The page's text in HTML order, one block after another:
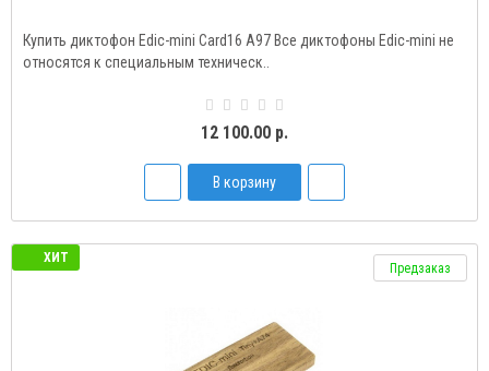
Купить диктофон Edic-mini Card16 A97 Все диктофоны Edic-mini не
относятся к специальным техническ..
12 100.00 р.
В корзину
ХИТ
Предзаказ